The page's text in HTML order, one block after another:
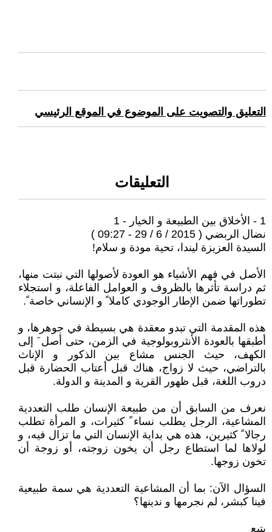
التعليق والتصويت على الموضوع في الموقع الرئيسي
التعليقات
1 - الأخلاق بين الطبيعة و الخيار - 1
نضال الربضي ( 2015 / 6 / 29 - 09:27 )
السيدة العزيزة ليندا، تحية مودة و سلام!
الأصل في فهم الأشياء هو العودة لأصولها التي نبتت منها،
ثم دراسة تأثرها بالظروف و العوامل الفاعلة، و استجلاء
تطوراتها ضمن الإطار الوجودي كاملا ً و الإنساني خاصة ً.
هذه المقدمة التي تبدو معقدة هي بسيطة في جوهرها، و
أطبقها بالعودة الأنثروبولوجية في الزمن، حتى أصل َ إلى
الكهف، حيث الجنس مشاع بين الذكور و الإناث
بالتراضي، حيث لا زواج، هناك قبل أعتاب الحضارة قبل
دروب اللغة، قبل ظهور القرية و المدينة و الدولة.
نعرف من السابق أن من طبيعة الإنسان طلب التعددية
المشاعية، الرجل يطلب نساء ً كثيرات، و المرأة تطلب
رجالا ً كثيرين، هذه هي بداية الإنسان التي ما تزال فيه، و
لولاها لما استطاع رجل أن يخون زوجته، أو زوجة أن
تخون زوجها.
السؤال الآن: بما أن المشاعية التعددية هي سمة طبيعية
فينا كبشر، لم نجرمها و ندينها؟
يتبع